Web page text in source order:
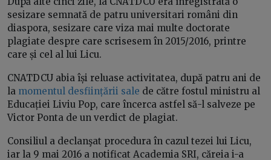
sesizare semnată de patru universitari români din
diaspora, sesizare care viza mai multe doctorate
plagiate despre care scrisesem în 2015/2016, printre
care și cel al lui Licu.
CNATDCU abia își reluase activitatea, după patru ani de
la momentul desființării sale de către fostul ministru al
Educației Liviu Pop, care încerca astfel să-l salveze pe
Victor Ponta de un verdict de plagiat.
Consiliul a declanşat procedura în cazul tezei lui Licu,
iar la 9 mai 2016 a notificat Academia SRI, căreia i-a